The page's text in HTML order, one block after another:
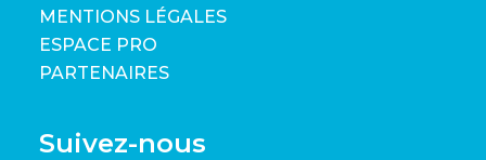
MENTIONS LÉGALES
ESPACE PRO
PARTENAIRES
Suivez-nous